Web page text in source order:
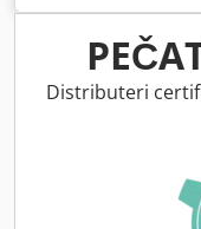
Distributeri